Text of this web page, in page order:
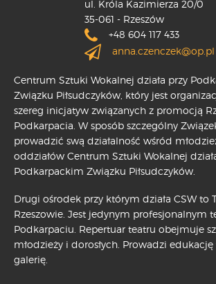
ul. Króla Kazimierza 20/0
35-061 - Rzeszów
+48 604 117 433
anna.czenczek@op.pl
Centrum Sztuki Wokalnej działa przy
Związku Piłsudczyków, który jest
szereg inicjatyw związanych z promocją
Podkarpacia. W sposób szczególny
prowadzić swą działalność wśród
oddziałów Centrum Sztuki Wokalnej
Podkarpackim Związku Piłsudczyków.
Drugi ośrodek przy którym działa CSW to
Rzeszowie. Jest jedynym profesjonalnym
Podkarpaciu. Repertuar teatru obejmuje
młodzieży i dorosłych. Prowadzi
galerię.